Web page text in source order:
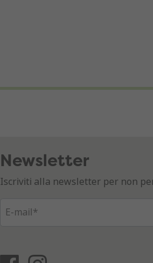
Newsletter
Iscriviti alla newsletter per non